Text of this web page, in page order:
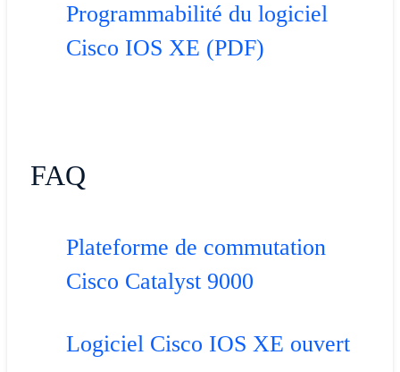
Programmabilité du logiciel
Cisco IOS XE (PDF)
FAQ
Plateforme de commutation
Cisco Catalyst 9000
Logiciel Cisco IOS XE ouvert